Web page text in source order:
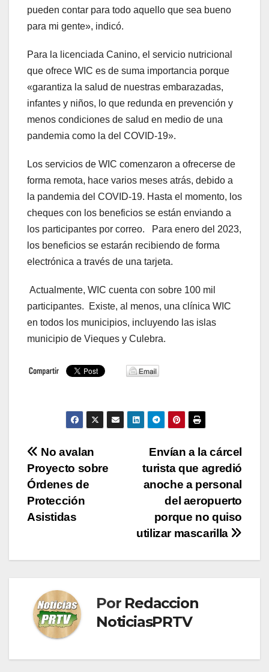
pueden contar para todo aquello que sea bueno
para mi gente», indicó.
Para la licenciada Canino, el servicio nutricional
que ofrece WIC es de suma importancia porque
«garantiza la salud de nuestras embarazadas,
infantes y niños, lo que redunda en prevención y
menos condiciones de salud en medio de una
pandemia como la del COVID-19».
Los servicios de WIC comenzaron a ofrecerse de
forma remota, hace varios meses atrás, debido a
la pandemia del COVID-19. Hasta el momento, los
cheques con los beneficios se están enviando a
los participantes por correo. Para enero del 2023,
los beneficios se estarán recibiendo de forma
electrónica a través de una tarjeta.
Actualmente, WIC cuenta con sobre 100 mil
participantes. Existe, al menos, una clínica WIC
en todos los municipios, incluyendo las islas
municipio de Vieques y Culebra.
Navegación
de
entradas
Envían a la cárcel
turista que agredió
anoche a personal
del aeropuerto
porque no quiso
utilizar mascarilla
No avalan
Proyecto sobre
Órdenes de
Protección
Asistidas
Por Redaccion
NoticiasPRTV